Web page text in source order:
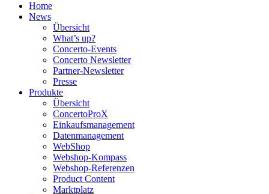
Home
News
Übersicht
What’s up?
Concerto-Events
Concerto Newsletter
Partner-Newsletter
Presse
Produkte
Übersicht
ConcertoProX
Einkaufsmanagement
Datenmanagement
WebShop
Webshop-Kompass
Webshop-Referenzen
Product Content
Marktplatz